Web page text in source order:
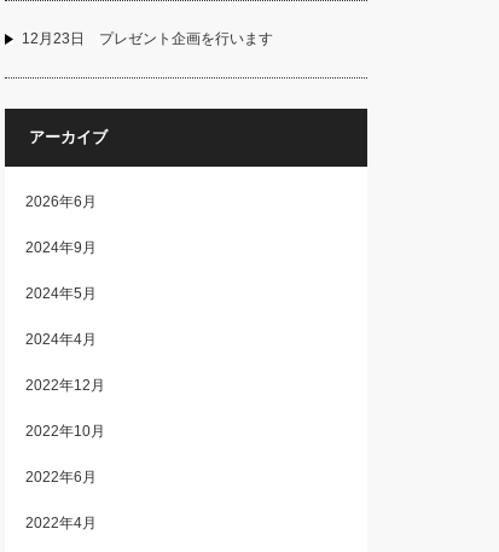
12月23日 プレゼント企画を行います
アーカイブ
2026年6月
2024年9月
2024年5月
2024年4月
2022年12月
2022年10月
2022年6月
2022年4月